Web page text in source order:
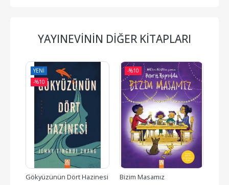
YAYINEVININ DIĞER KITAPLARI
YENI
-%10
Gökyüzünün Dört Hazinesi
-%10
Bizim Masamız